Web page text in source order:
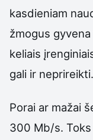
kasdieniam
žmogus
keliais
gali ir neprireikti.
Porai ar mažai
300 Mb/s.